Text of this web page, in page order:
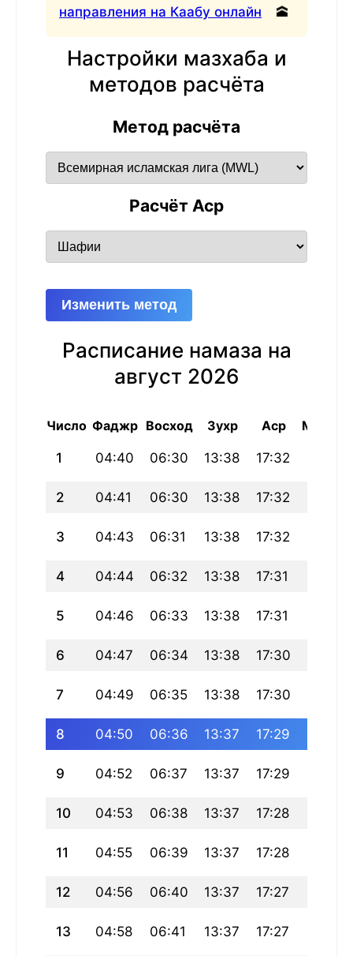
направления на Каабу онлайн
🕋
Настройки мазхаба и
методов расчёта
Метод расчёта
Расчёт Аср
Изменить метод
Расписание намаза на
август 2026
Число Фаджр Восход Зухр Аср Магриб
1 04:40 06:30 13:38 17:32
2 04:41 06:30 13:38 17:32
3 04:43 06:31 13:38 17:32
4 04:44 06:32 13:38 17:31
5 04:46 06:33 13:38 17:31
6 04:47 06:34 13:38 17:30
7 04:49 06:35 13:38 17:30
8 04:50 06:36 13:37 17:29
9 04:52 06:37 13:37 17:29
10 04:53 06:38 13:37 17:28
11 04:55 06:39 13:37 17:28
12 04:56 06:40 13:37 17:27
13 04:58 06:41 13:37 17:27